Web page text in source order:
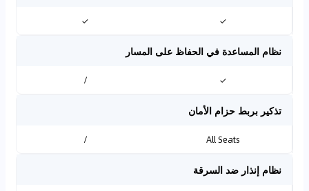
✓
✓
نظام المساعدة في الحفاظ على المسار
✓
/
تذكير بربط حزام الأمان
All Seats
/
نظام إنذار ضد السرقة